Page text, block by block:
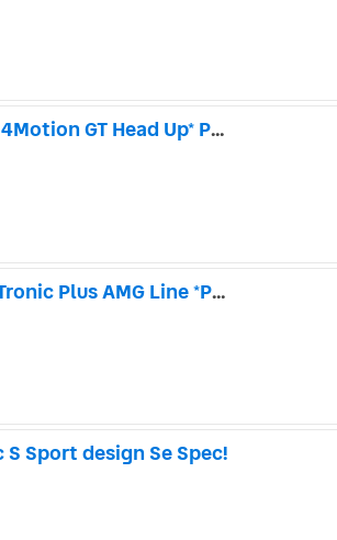
Volkswagen Tiguan Allspace 7-Sits 2.0 TDI 4Motion GT Head Up* Panorama
Mercedes-Benz C 300 BlueTEC HYBRID 7G-Tronic Plus AMG Line *Panorama
Sport design Se Spec!